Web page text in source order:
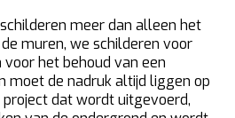
meer dan alleen het
muren, we schilderen voor
het behoud van een
moet de nadruk altijd liggen op
dat wordt uitgevoerd,